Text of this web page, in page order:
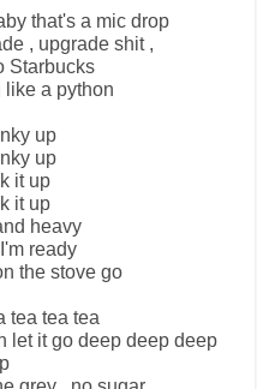
that's a mic drop
, upgrade shit ,
Starbucks
like a python
up
up
it up
it up
heavy
ready
the stove go
tea tea tea
let it go deep deep deep